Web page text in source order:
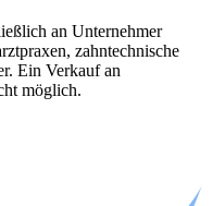
an Unternehmer
zahntechnische
Ein Verkauf an
möglich.